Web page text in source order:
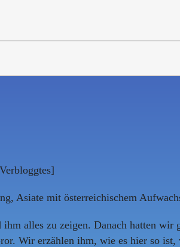
Asiate mit österreichischem
alles zu zeigen. Danach hatten
Wir erzählen ihm, wie es hier so